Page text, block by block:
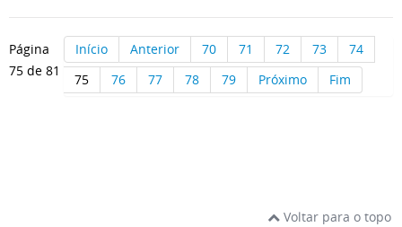
Página
75 de 81
Início Anterior 70 71 72 73
74
75
76 77 78 79 Próximo Fim
Voltar para o topo